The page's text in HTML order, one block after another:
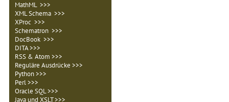
MathML >>>
XML Schema >>>
XProc >>>
Schematron >>>
DocBook >>>
DITA >>>
RSS & Atom >>>
Reguläre Ausdrücke >>>
Python >>>
Perl >>>
Oracle SQL >>>
Java und XSLT >>>